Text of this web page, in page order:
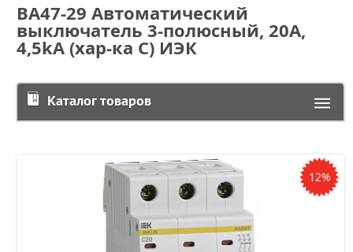
ВА47-29 Автоматический
выключатель 3-полюсный, 20А,
4,5kA (хар-ка C) ИЭК
Каталог товаров
12%